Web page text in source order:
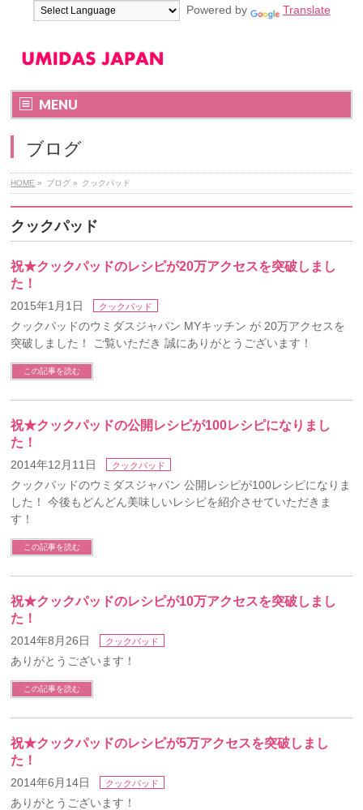
Powered by Translate
MENU
ブログ
HOME » ブログ » クックパッド
クックパッド
祝★クックパッドのレシピが20万アクセスを突破しまし
た！
2015年1月1日 クックパッド
クックパッドのウミダスジャパン MYキッチン が 20万アクセスを
突破しました！ ご覧いただき 誠にありがとうございます！
この記事を読む
祝★クックパッドの公開レシピが100レシピになりまし
た！
2014年12月11日 クックパッド
クックパッドのウミダスジャパン 公開レシピが100レシピになりま
した！ 今後もどんどん美味しいレシピを紹介させていただきま
す！
この記事を読む
祝★クックパッドのレシピが10万アクセスを突破しまし
た！
2014年8月26日 クックパッド
ありがとうございます！
この記事を読む
祝★クックパッドのレシピが5万アクセスを突破しまし
た！
2014年6月14日 クックパッド
ありがとうございます！